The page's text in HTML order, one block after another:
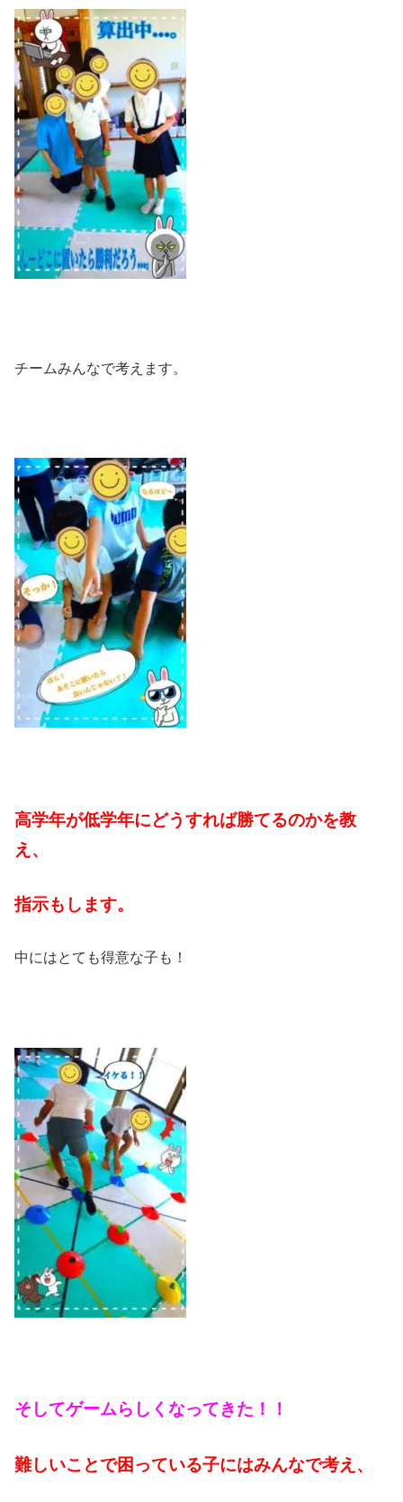
チームみんなで考えます。
高学年が低学年にどうすれば勝てるのかを教
え、
指示もします。
中にはとても得意な子も！
そしてゲームらしくなってきた！！
難しいことで困っている子にはみんなで考え、